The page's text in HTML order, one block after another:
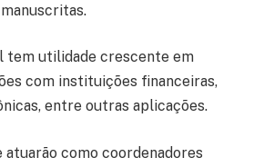
tem utilidade crescente em
com instituições financeiras,
entre outras aplicações.
atuarão como coordenadores